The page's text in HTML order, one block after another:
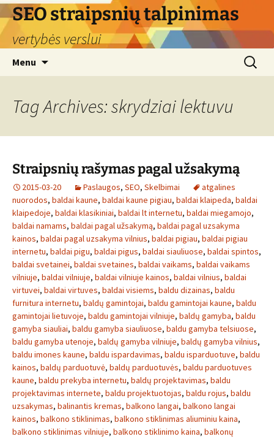
Skip
to
content
SEO straipsnių talpinimas
vertybės verslui
Menu
Search
for:
Tag Archives: skrydziai lektuvu
Straipsnių rašymas pagal užsakymą
2015-03-20 Paslaugos, SEO, Skelbimai
atgalines
nuorodos, baldai kaune, baldai kaune pigiau, baldai klaipeda, baldai
klaipedoje, baldai klasikiniai, baldai lt internetu, baldai miegamojo,
baldai namams, baldai pagal užsakymą, baldai pagal uzsakyma
kainos, baldai pagal uzsakyma vilnius, baldai pigiau, baldai pigiau
internetu, baldai pigu, baldai pigus, baldai siauliuose, baldai spintos,
baldai svetainei, baldai svetaines, baldai vaikams, baldai vaikams
vilniuje, baldai vilniuje, baldai vilniuje kainos, baldai vilnius, baldai
virtuvei, baldai virtuves, baldai visiems, baldu dizainas, baldu
furnitura internetu, baldų gamintojai, baldu gamintojai kaune, baldu
gamintojai lietuvoje, baldu gamintojai vilniuje, baldų gamyba, baldu
gamyba siauliai, baldu gamyba siauliuose, baldu gamyba telsiuose,
baldu gamyba utenoje, baldų gamyba vilniuje, baldų gamyba vilnius,
baldu imones kaune, baldu ispardavimas, baldu isparduotuve, baldu
kainos, baldų parduotuvė, baldų parduotuvės, baldu parduotuves
kaune, baldu prekyba internetu, baldų projektavimas, baldu
projektavimas internete, baldu projektuotojas, baldu rojus, baldu
uzsakymas, balinantis kremas, balkono langai, balkono langai
kainos, balkono stiklinimas, balkono stiklinimas aliuminiu kaina,
balkono stiklinimas vilniuje, balkono stiklinimo kaina, balkonų